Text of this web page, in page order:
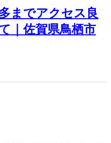
までアクセス良
｜佐賀県鳥栖市